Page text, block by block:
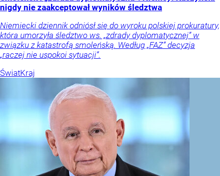
nigdy nie zaakceptował wyników śledztwa
Niemiecki dziennik odniósł się do wyroku polskiej prokuratury,
która umorzyła śledztwo ws. „zdrady dyplomatycznej” w
związku z katastrofą smoleńską. Według „FAZ” decyzja
„raczej nie uspokoi sytuacji”.
ŚwiatKraj